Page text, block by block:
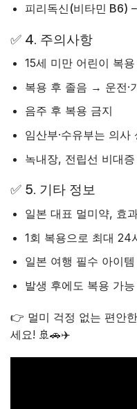
피리독신(비타민 B6)
✅ 4. 주의사항
15세 미만 어린이 복용
복용 후 졸음 → 운전·
음주 후 복용 금지
임산부·수유부는 의사
녹내장, 전립선 비대
✅ 5. 기타 정보
일본 대표 멀미약, 효
1회 복용으로 최대 24
일본 여행 필수 아이템
발생 후에도 복용 가능
👉 멀미 걱정 없는 편안
세요! 🚢🚗✈️